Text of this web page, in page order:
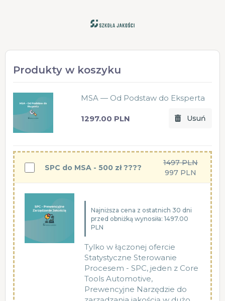
Produkty w koszyku
MSA — Od Podstaw do Eksperta
1297.00 PLN Usuń
SPC do MSA - 500 zł ????
1497 PLN
997 PLN
Najniższa cena z ostatnich 30 dni
przed obniżką wynosiła: 1497.00
PLN
Tylko w łączonej ofercie
Statystyczne Sterowanie
Procesem - SPC, jeden z Core
Tools Automotive,
Prewencyjne Narzędzie do